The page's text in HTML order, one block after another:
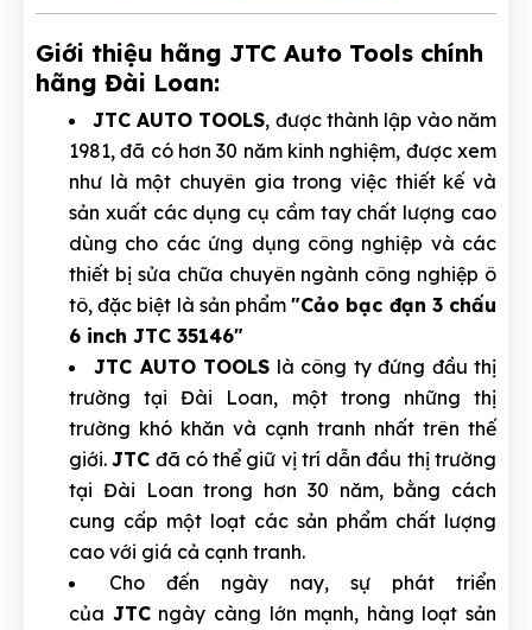
Giới thiệu hãng JTC Auto Tools chính
hãng Đài Loan:
JTC AUTO TOOLS, được thành lập vào năm
1981, đã có hơn 30 năm kinh nghiệm, được xem
như là một chuyên gia trong việc thiết kế và
sản xuất các dụng cụ cầm tay chất lượng cao
dùng cho các ứng dụng công nghiệp và các
thiết bị sửa chữa chuyên ngành công nghiệp ô
tô, đặc biệt là sản phẩm"Cảo bạc đạn 3 chấu
6 inch JTC 35146"
JTC AUTO TOOLS là công ty đứng đầu thị
trường tại Đài Loan, một trong những thị
trường khó khăn và cạnh tranh nhất trên thế
giới.JTC đã có thể giữ vị trí dẫn đầu thị trường
tại Đài Loan trong hơn 30 năm, bằng cách
cung cấp một loạt các sản phẩm chất lượng
cao với giá cả cạnh tranh.
Cho đến ngày nay, sự phát triển
của JTCngày càng lớn mạnh, hàng loạt sản